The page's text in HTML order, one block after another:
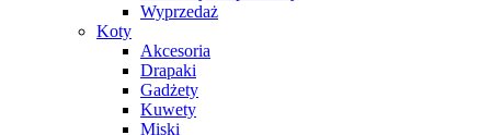
Wyprzedaż
Koty
Akcesoria
Drapaki
Gadżety
Kuwety
Miski